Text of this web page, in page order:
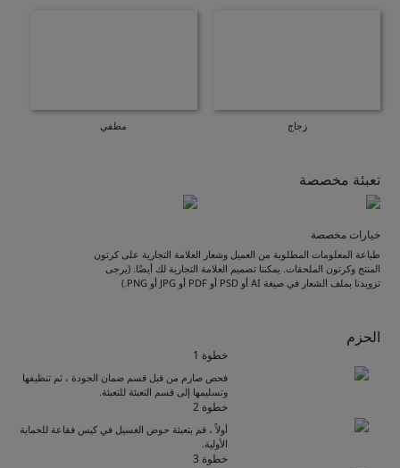
زجاج مطفي
تعبئة مخصصة
خيارات مخصصة
طباعة المعلومات المطلوبة من العميل وشعار العلامة التجارية على كرتون
المنتج وكرتون الملحقات. يمكننا تصميم العلامة التجارية لك أيضًا. (يرجى
تزويدنا بملف الشعار في صيغة AI أو PSD أو PDF أو JPG أو PNG.)
الحزم
خطوة 1
فحص صارم من قبل قسم ضمان الجودة ، ثم تنظيفها
وتسليمها إلى قسم التعبئة للتعبئة.
خطوة 2
أولاً ، قم بتعبئة حوض الغسيل في كيس فقاعة للحماية
الأولية.
خطوة 3